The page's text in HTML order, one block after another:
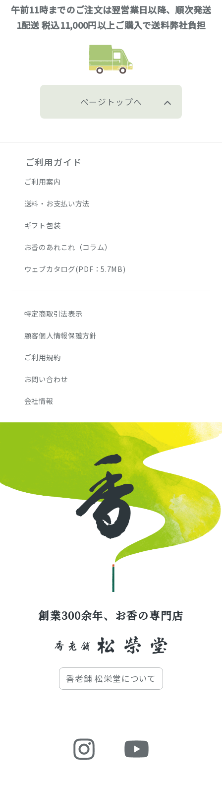
午前11時までのご注文は翌営業日以降、順次発送
1配送 税込11,000円以上ご購入で送料弊社負担
ページトップへ
ご利用ガイド
ご利用案内
送料・お支払い方法
ギフト包装
お香のあれこれ（コラム）
ウェブカタログ(PDF：5.7MB)
特定商取引法表示
顧客個人情報保護方針
ご利用規約
お問い合わせ
会社情報
創業300余年、お香の専門店
香老舗 松栄堂について